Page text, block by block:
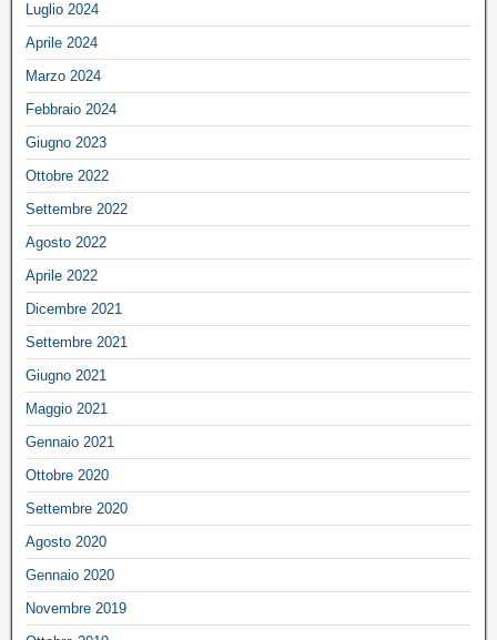
Luglio 2024
Aprile 2024
Marzo 2024
Febbraio 2024
Giugno 2023
Ottobre 2022
Settembre 2022
Agosto 2022
Aprile 2022
Dicembre 2021
Settembre 2021
Giugno 2021
Maggio 2021
Gennaio 2021
Ottobre 2020
Settembre 2020
Agosto 2020
Gennaio 2020
Novembre 2019